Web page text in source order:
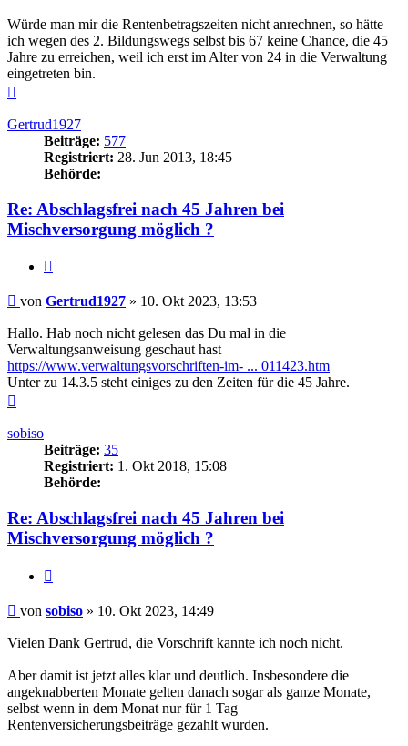
Würde man mir die Rentenbetragszeiten nicht anrechnen, so hätte
ich wegen des 2. Bildungswegs selbst bis 67 keine Chance, die 45
Jahre zu erreichen, weil ich erst im Alter von 24 in die Verwaltung
eingetreten bin.
Gertrud1927
Beiträge: 577
Registriert: 28. Jun 2013, 18:45
Behörde:
Re: Abschlagsfrei nach 45 Jahren bei
Mischversorgung möglich ?
Beitrag
von Gertrud1927 » 10. Okt 2023, 13:53
Hallo. Hab noch nicht gelesen das Du mal in die
Verwaltungsanweisung geschaut hast
https://www.verwaltungsvorschriften-im- ... 011423.htm
Unter zu 14.3.5 steht einiges zu den Zeiten für die 45 Jahre.
sobiso
Beiträge: 35
Registriert: 1. Okt 2018, 15:08
Behörde:
Re: Abschlagsfrei nach 45 Jahren bei
Mischversorgung möglich ?
Beitrag
von sobiso » 10. Okt 2023, 14:49
Vielen Dank Gertrud, die Vorschrift kannte ich noch nicht.
Aber damit ist jetzt alles klar und deutlich. Insbesondere die
angeknabberten Monate gelten danach sogar als ganze Monate,
selbst wenn in dem Monat nur für 1 Tag
Rentenversicherungsbeiträge gezahlt wurden.